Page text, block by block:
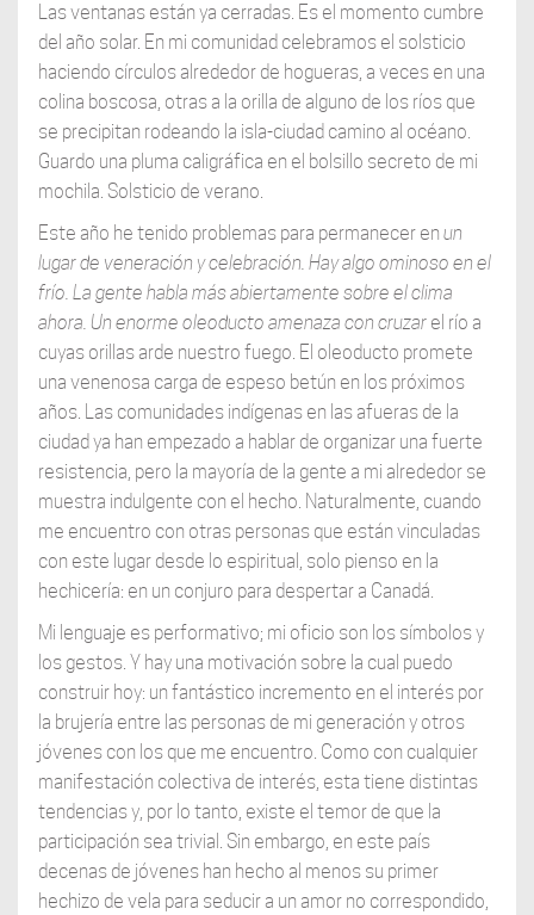
Las ventanas están ya cerradas. Es el momento cumbre
del año solar. En mi comunidad celebramos el solsticio
haciendo círculos alrededor de hogueras, a veces en una
colina boscosa, otras a la orilla de alguno de los ríos que
se precipitan rodeando la isla-ciudad camino al océano.
Guardo una pluma caligráfica en el bolsillo secreto de mi
mochila. Solsticio de verano.
Este año he tenido problemas para permanecer en un
lugar de veneración y celebración. Hay algo ominoso en el
frío. La gente habla más abiertamente sobre el clima
ahora. Un enorme oleoducto amenaza con cruzar el río a
cuyas orillas arde nuestro fuego. El oleoducto promete
una venenosa carga de espeso betún en los próximos
años. Las comunidades indígenas en las afueras de la
ciudad ya han empezado a hablar de organizar una fuerte
resistencia, pero la mayoría de la gente a mi alrededor se
muestra indulgente con el hecho. Naturalmente, cuando
me encuentro con otras personas que están vinculadas
con este lugar desde lo espiritual, solo pienso en la
hechicería: en un conjuro para despertar a Canadá.
Mi lenguaje es performativo; mi oficio son los símbolos y
los gestos. Y hay una motivación sobre la cual puedo
construir hoy: un fantástico incremento en el interés por
la brujería entre las personas de mi generación y otros
jóvenes con los que me encuentro. Como con cualquier
manifestación colectiva de interés, esta tiene distintas
tendencias y, por lo tanto, existe el temor de que la
participación sea trivial. Sin embargo, en este país
decenas de jóvenes han hecho al menos su primer
hechizo de vela para seducir a un amor no correspondido,